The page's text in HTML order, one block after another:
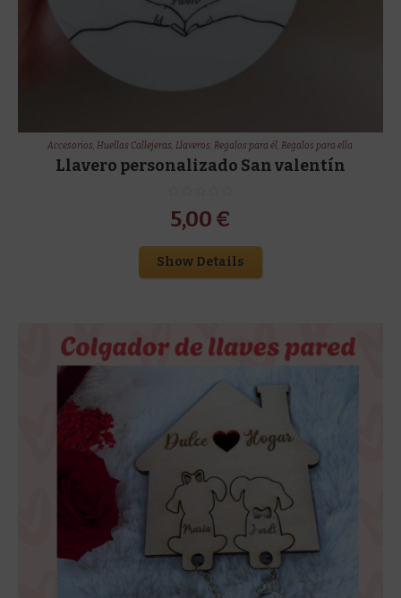
Accesorios,Huellas Callejeras,Llaveros,Regalos para él,Regalos para ella
Llavero personalizado San valentín
5,00 €
Show Details